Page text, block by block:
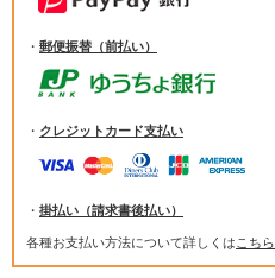
・ 郵便振替（前払い）
・ クレジットカード支払い
・ 掛払い（請求書後払い）
各種お支払い方法について詳しくは こちら